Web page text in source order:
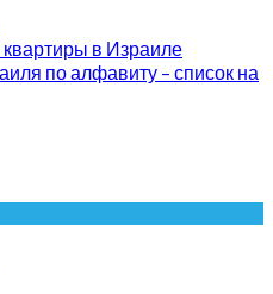
в Израиле
по алфавиту – список на